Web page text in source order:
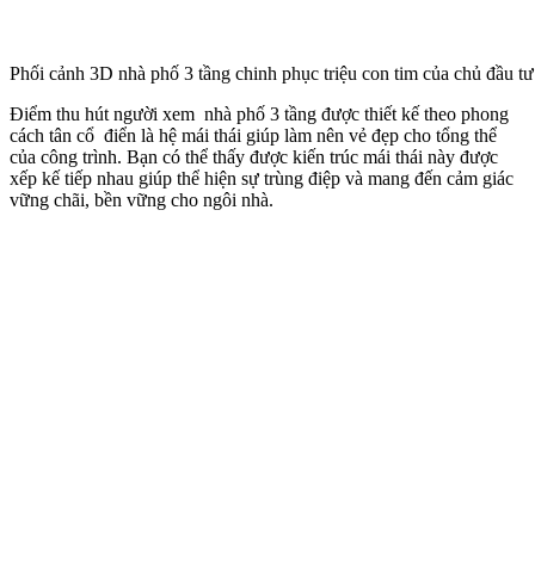
Phối cảnh 3D nhà phố 3 tầng chinh phục triệu con tim của chủ đầu
Điểm thu hút người xem nhà phố 3 tầng được thiết kế theo phong
cách tân cổ điển là hệ mái thái giúp làm nên vẻ đẹp cho tổng thể
của công trình. Bạn có thể thấy được kiến trúc mái thái này được
xếp kế tiếp nhau giúp thể hiện sự trùng điệp và mang đến cảm giác
vững chãi, bền vững cho ngôi nhà.